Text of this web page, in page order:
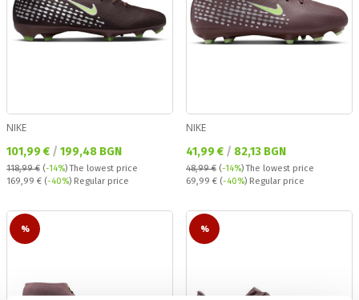
NIKE
Текуща цена:
101,99 € / 199,48 BGN
118,99 € (-14%)The lowest price
Regular price:
169,99 € (-40%) Regular price
NIKE
Текуща цена:
41,99 € / 82,13 BGN
48,99 € (-14%)The lowest price
Regular price:
69,99 € (-40%) Regular price
% %